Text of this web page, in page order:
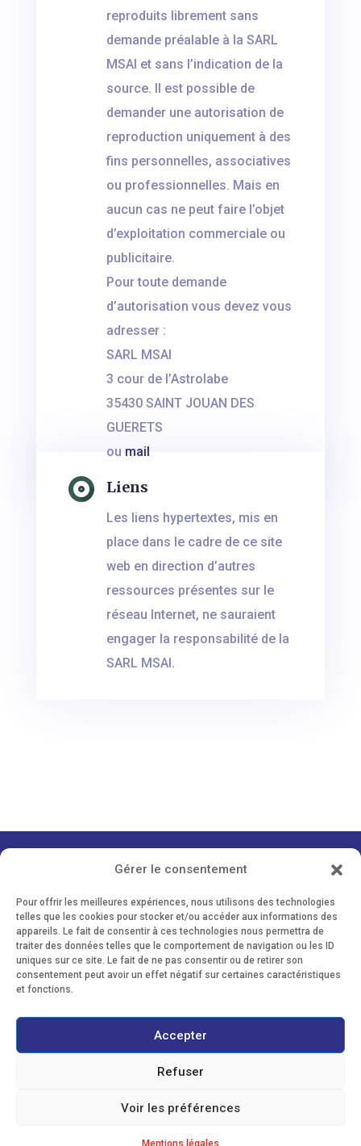
Gérer le consentement
Pour offrir les meilleures expériences, nous utilisons des technologies
telles que les cookies pour stocker et/ou accéder aux informations des
appareils. Le fait de consentir à ces technologies nous permettra de
traiter des données telles que le comportement de navigation ou les ID
uniques sur ce site. Le fait de ne pas consentir ou de retirer son
consentement peut avoir un effet négatif sur certaines caractéristiques
et fonctions.
Accepter
Refuser
Voir les préférences
Mentions légales
reproduits librement sans
demande préalable à la SARL
MSAI et sans l’indication de la
source. Il est possible de
demander une autorisation de
reproduction uniquement à des
fins personnelles, associatives
ou professionnelles. Mais en
aucun cas ne peut faire l’objet
d’exploitation commerciale ou
publicitaire.
Pour toute demande
d’autorisation vous devez vous
adresser :
SARL MSAI
3 cour de l’Astrolabe
35430 SAINT JOUAN DES
GUERETS
ou mail
Liens
Les liens hypertextes, mis en
place dans le cadre de ce site
web en direction d’autres
ressources présentes sur le
réseau Internet, ne sauraient
engager la responsabilité de la
SARL MSAI.
Contact formations musique
Tél. 02 99 19 01 50
g.rettel[at]formations-musique[dot]com
Le blog de Formations musique